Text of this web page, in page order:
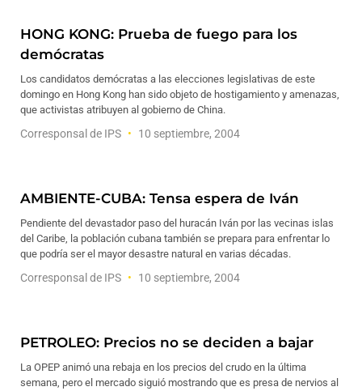
HONG KONG: Prueba de fuego para los
demócratas
Los candidatos demócratas a las elecciones legislativas de este
domingo en Hong Kong han sido objeto de hostigamiento y amenazas,
que activistas atribuyen al gobierno de China.
Corresponsal de IPS 10 septiembre, 2004
AMBIENTE-CUBA: Tensa espera de Iván
Pendiente del devastador paso del huracán Iván por las vecinas islas
del Caribe, la población cubana también se prepara para enfrentar lo
que podría ser el mayor desastre natural en varias décadas.
Corresponsal de IPS 10 septiembre, 2004
PETROLEO: Precios no se deciden a bajar
La OPEP animó una rebaja en los precios del crudo en la última
semana, pero el mercado siguió mostrando que es presa de nervios al